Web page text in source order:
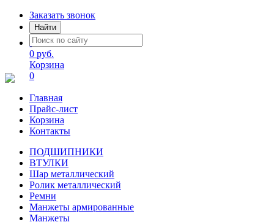
Заказать звонок
Найти
0 руб.
Корзина
0
Главная
Прайс-лист
Корзина
Контакты
ПОДШИПНИКИ
ВТУЛКИ
Шар металлический
Ролик металлический
Ремни
Манжеты армированные
Манжеты